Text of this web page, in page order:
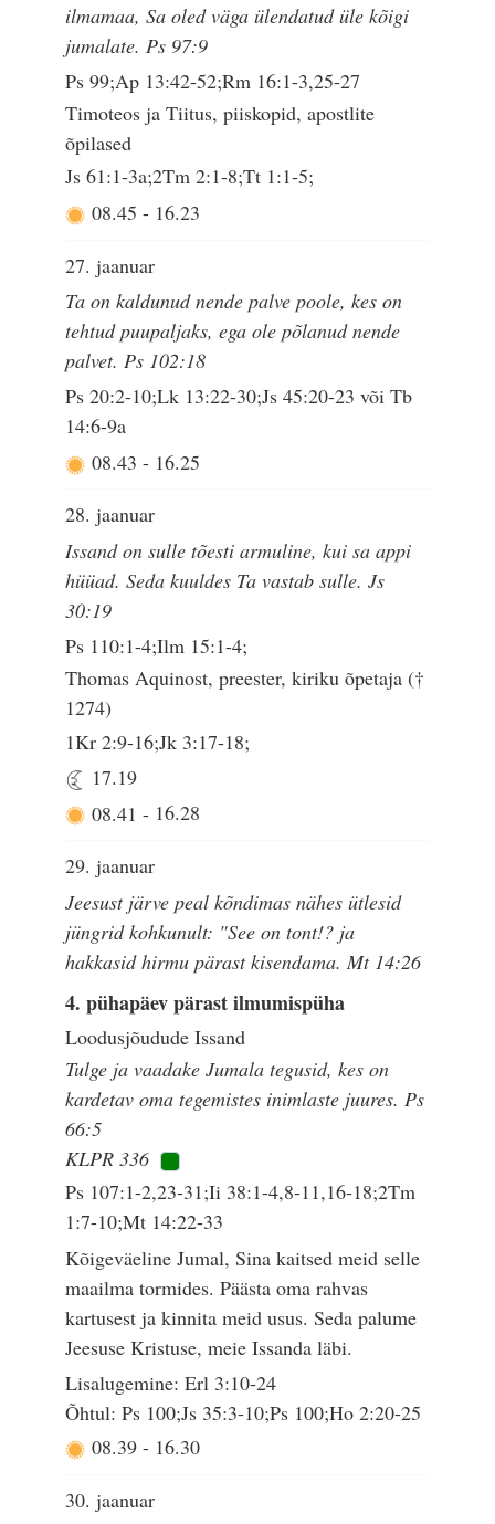
ilmamaa, Sa oled väga ülendatud üle kõigi
jumalate. Ps 97:9
Ps 99;Ap 13:42-52;Rm 16:1-3,25-27
Timoteos ja Tiitus, piiskopid, apostlite
õpilased
Js 61:1-3a;2Tm 2:1-8;Tt 1:1-5;
08.45 - 16.23
27. jaanuar
Ta on kaldunud nende palve poole, kes on
tehtud puupaljaks, ega ole põlanud nende
palvet. Ps 102:18
Ps 20:2-10;Lk 13:22-30;Js 45:20-23 või Tb
14:6-9a
08.43 - 16.25
28. jaanuar
Issand on sulle tõesti armuline, kui sa appi
hüüad. Seda kuuldes Ta vastab sulle. Js
30:19
Ps 110:1-4;Ilm 15:1-4;
Thomas Aquinost, preester, kiriku õpetaja (†
1274)
1Kr 2:9-16;Jk 3:17-18;
17.19
08.41 - 16.28
29. jaanuar
Jeesust järve peal kõndimas nähes ütlesid
jüngrid kohkunult: "See on tont!? ja
hakkasid hirmu pärast kisendama. Mt 14:26
4. pühapäev pärast ilmumispüha
Loodusjõudude Issand
Tulge ja vaadake Jumala tegusid, kes on
kardetav oma tegemistes inimlaste juures. Ps
66:5
KLPR 336
Ps 107:1-2,23-31;Ii 38:1-4,8-11,16-18;2Tm
1:7-10;Mt 14:22-33
Kõigeväeline Jumal, Sina kaitsed meid selle
maailma tormides. Päästa oma rahvas
kartusest ja kinnita meid usus. Seda palume
Jeesuse Kristuse, meie Issanda läbi.
Lisalugemine: Erl 3:10-24
Õhtul: Ps 100;Js 35:3-10;Ps 100;Ho 2:20-25
08.39 - 16.30
30. jaanuar